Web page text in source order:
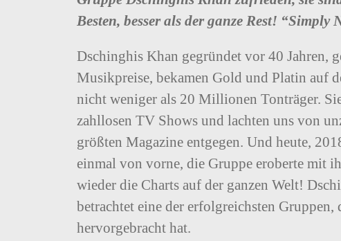
Besten, besser als der ganze Rest! “Simply
Dschinghis Khan gegründet vor 40 Jahren,
Musikpreise, bekamen Gold und Platin auf
nicht weniger als 20 Millionen Tonträger.
zahllosen TV Shows und lachten uns von
größten Magazine entgegen. Und heute,
einmal von vorne, die Gruppe eroberte mit
wieder die Charts auf der ganzen Welt!
betrachtet eine der erfolgreichsten Gruppen,
hervorgebracht hat.